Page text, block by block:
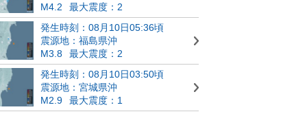
M4.2
最大震度：2
発生時刻：08月10日05:36頃
震源地：福島県沖
M3.8
最大震度：2
発生時刻：08月10日03:50頃
震源地：宮城県沖
M2.9
最大震度：1